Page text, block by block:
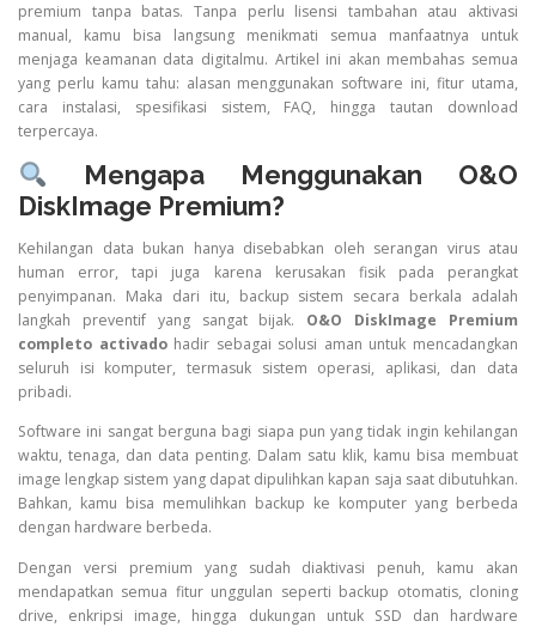
premium tanpa batas. Tanpa perlu lisensi tambahan atau aktivasi
manual, kamu bisa langsung menikmati semua manfaatnya untuk
menjaga keamanan data digitalmu. Artikel ini akan membahas semua
yang perlu kamu tahu: alasan menggunakan software ini, fitur utama,
cara instalasi, spesifikasi sistem, FAQ, hingga tautan download
terpercaya.
Mengapa Menggunakan O&O
DiskImage Premium?
Kehilangan data bukan hanya disebabkan oleh serangan virus atau
human error, tapi juga karena kerusakan fisik pada perangkat
penyimpanan. Maka dari itu, backup sistem secara berkala adalah
langkah preventif yang sangat bijak. O&O DiskImage Premium
completo activadohadir sebagai solusi aman untuk mencadangkan
seluruh isi komputer, termasuk sistem operasi, aplikasi, dan data
pribadi.
Software ini sangat berguna bagi siapa pun yang tidak ingin kehilangan
waktu, tenaga, dan data penting. Dalam satu klik, kamu bisa membuat
image lengkap sistem yang dapat dipulihkan kapan saja saat dibutuhkan.
Bahkan, kamu bisa memulihkan backup ke komputer yang berbeda
dengan hardware berbeda.
Dengan versi premium yang sudah diaktivasi penuh, kamu akan
mendapatkan semua fitur unggulan seperti backup otomatis, cloning
drive, enkripsi image, hingga dukungan untuk SSD dan hardware